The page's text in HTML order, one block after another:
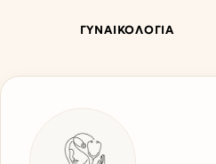
ΓΥΝΑΙΚΟΛΟΓΙΑ